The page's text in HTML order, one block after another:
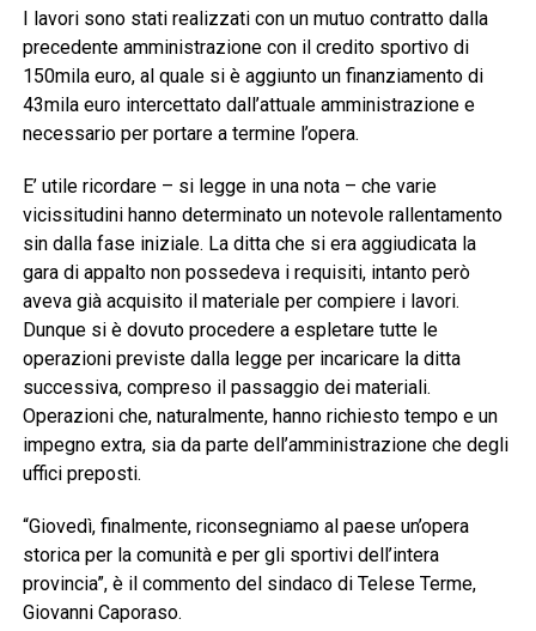
I lavori sono stati realizzati con un mutuo contratto dalla
precedente amministrazione con il credito sportivo di
150mila euro, al quale si è aggiunto un finanziamento di
43mila euro intercettato dall’attuale amministrazione e
necessario per portare a termine l’opera.
E’ utile ricordare – si legge in una nota – che varie
vicissitudini hanno determinato un notevole rallentamento
sin dalla fase iniziale. La ditta che si era aggiudicata la
gara di appalto non possedeva i requisiti, intanto però
aveva già acquisito il materiale per compiere i lavori.
Dunque si è dovuto procedere a espletare tutte le
operazioni previste dalla legge per incaricare la ditta
successiva, compreso il passaggio dei materiali.
Operazioni che, naturalmente, hanno richiesto tempo e un
impegno extra, sia da parte dell’amministrazione che degli
uffici preposti.
“Giovedì, finalmente, riconsegniamo al paese un’opera
storica per la comunità e per gli sportivi dell’intera
provincia”, è il commento del sindaco di Telese Terme,
Giovanni Caporaso.